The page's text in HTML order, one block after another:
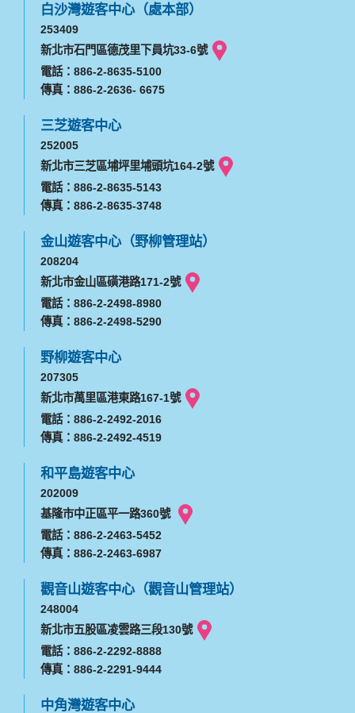
白沙灣遊客中心（處本部）
253409
新北市石門區德茂里下員坑33-6號
電話：886-2-8635-5100
傳真：886-2-2636- 6675
三芝遊客中心
252005
新北市三芝區埔坪里埔頭坑164-2號
電話：886-2-8635-5143
傳真：886-2-8635-3748
金山遊客中心（野柳管理站）
208204
新北市金山區磺港路171-2號
電話：886-2-2498-8980
傳真：886-2-2498-5290
野柳遊客中心
207305
新北市萬里區港東路167-1號
電話：886-2-2492-2016
傳真：886-2-2492-4519
和平島遊客中心
202009
基隆市中正區平一路360號
電話：886-2-2463-5452
傳真：886-2-2463-6987
觀音山遊客中心（觀音山管理站）
248004
新北市五股區凌雲路三段130號
電話：886-2-2292-8888
傳真：886-2-2291-9444
中角灣遊客中心